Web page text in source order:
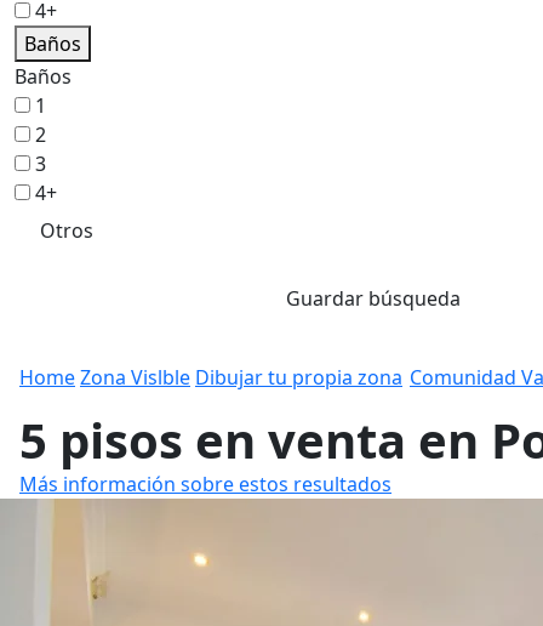
4+
Baños
Baños
1
2
3
4+
Otros
Guardar búsqueda
HomeZona Vislble Dibujar tu propia zona Comunidad
5 pisos en venta en
Más información sobre estos resultados